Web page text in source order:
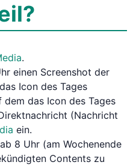
.
einen Screenshot der
Icon des Tages
das Icon des Tages
(Nachricht
ein.
8 Uhr (am Wochenende
Contents zu